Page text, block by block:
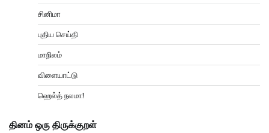
சினிமா
புதிய செய்தி
மாநிலம்
விளையாட்டு
ஹெல்த் நலமா!
தினம் ஒரு திருக்குறள்